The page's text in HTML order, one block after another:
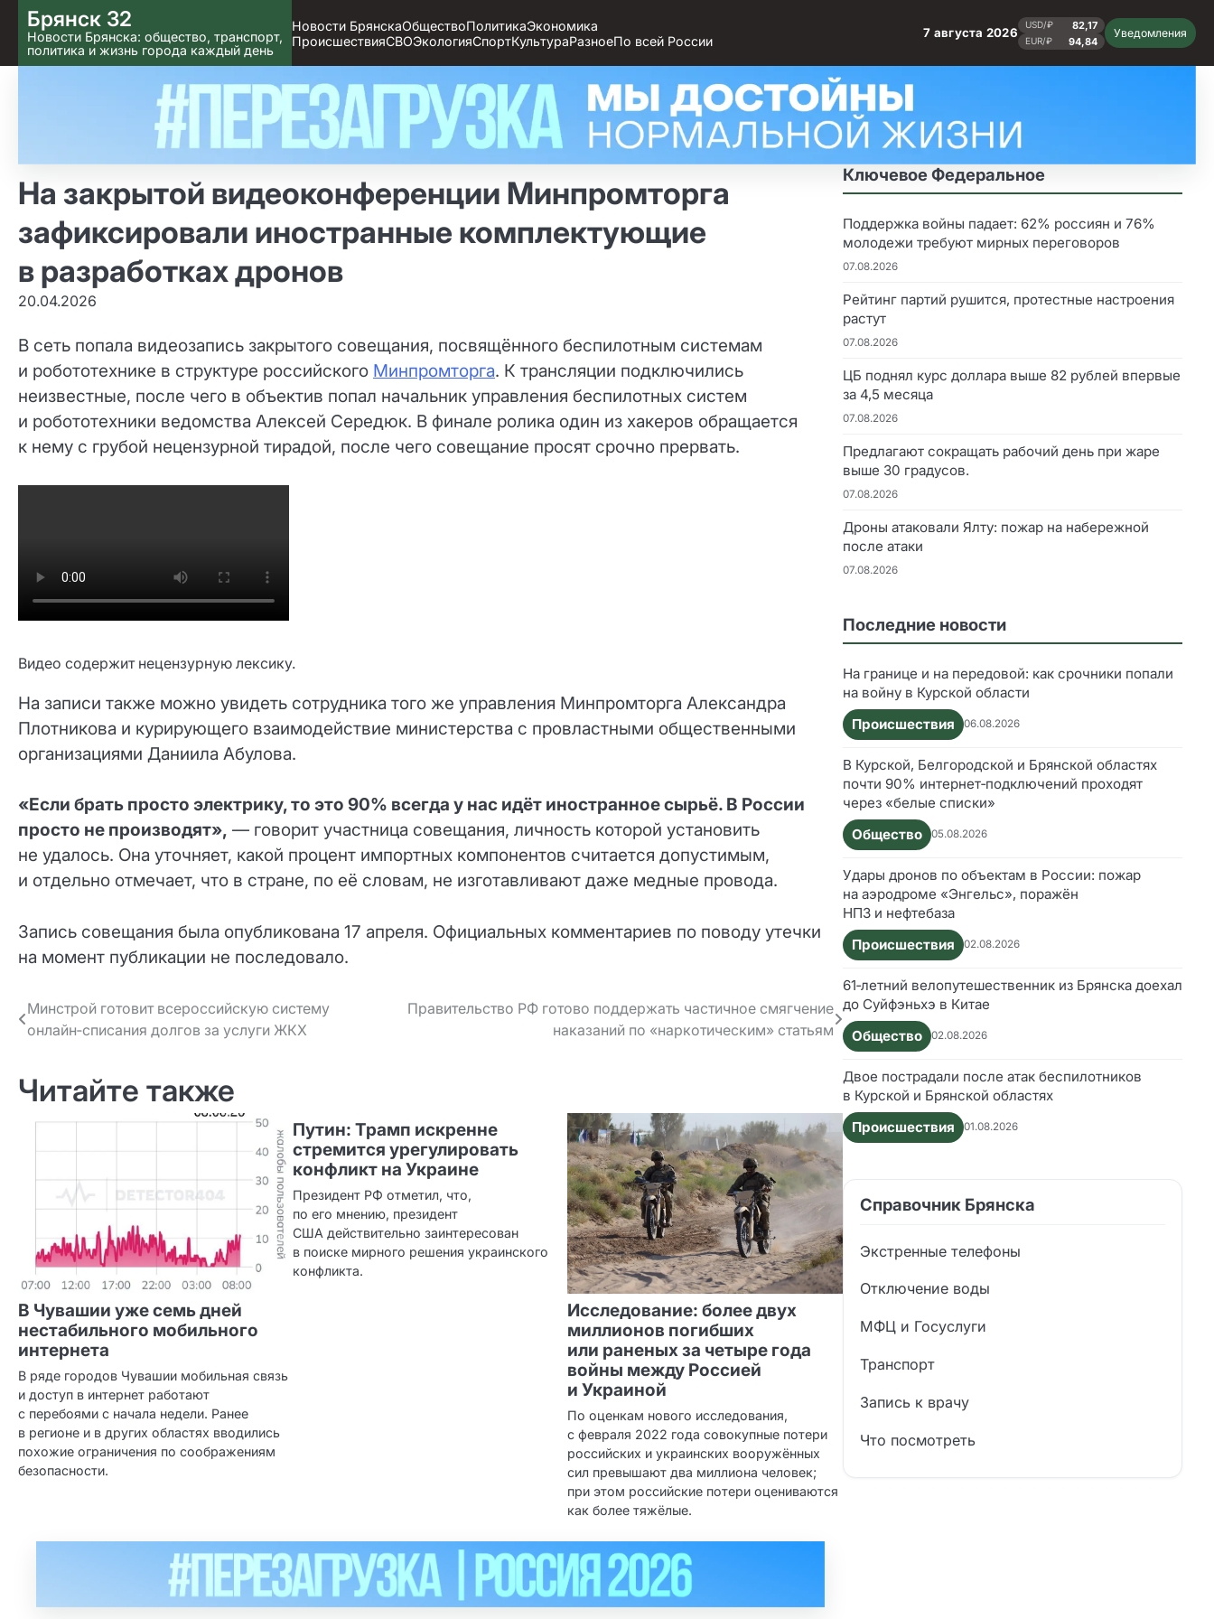
Skip
to content
Брянск 32
Новости Брянска: общество, транспорт,
политика и жизнь города каждый день
Новости БрянскаОбществоПолитикаЭкономика
ПроисшествияСВОЭкологияСпортКультураРазноеПо всей России
7 августа 2026
USD/₽ 82,17
EUR/₽ 94,84
Уведомления
На закрытой видеоконференции Минпромторга
зафиксировали иностранные комплектующие
в разработках дронов
20.04.2026
В сеть попала видеозапись закрытого совещания, посвящённого беспилотным системам
и робототехнике в структуре российского Минпромторга. К трансляции подключились
неизвестные, после чего в объектив попал начальник управления беспилотных систем
и робототехники ведомства Алексей Середюк. В финале ролика один из хакеров обращается
к нему с грубой нецензурной тирадой, после чего совещание просят срочно прервать.
Видео содержит нецензурную лексику.
На записи также можно увидеть сотрудника того же управления Минпромторга Александра
Плотникова и курирующего взаимодействие министерства с провластными общественными
организациями Даниила Абулова.
«Если брать просто электрику, то это 90% всегда у нас идёт иностранное сырьё. В России
просто не производят», — говорит участница совещания, личность которой установить
не удалось. Она уточняет, какой процент импортных компонентов считается допустимым,
и отдельно отмечает, что в стране, по её словам, не изготавливают даже медные провода.
Запись совещания была опубликована 17 апреля. Официальных комментариев по поводу утечки
на момент публикации не последовало.
Навигация
Минстрой готовит всероссийскую систему
онлайн‑списания долгов за услуги ЖКХ
Правительство РФ готово поддержать частичное смягчение
наказаний по «наркотическим» статьям
Читайте также
В Чувашии уже семь дней
нестабильного мобильного
интернета
В ряде городов Чувашии мобильная связь
и доступ в интернет работают
с перебоями с начала недели. Ранее
в регионе и в других областях вводились
похожие ограничения по соображениям
безопасности.
Путин: Трамп искренне
стремится урегулировать
конфликт на Украине
Президент РФ отметил, что,
по его мнению, президент
США действительно заинтересован
в поиске мирного решения украинского
конфликта.
Исследование: более двух
миллионов погибших
или раненых за четыре года
войны между Россией
и Украиной
По оценкам нового исследования,
с февраля 2022 года совокупные потери
российских и украинских вооружённых
сил превышают два миллиона человек;
при этом российские потери оцениваются
как более тяжёлые.
Ключевое Федеральное
Поддержка войны падает: 62% россиян и 76%
молодежи требуют мирных переговоров
07.08.2026
Рейтинг партий рушится, протестные настроения
растут
07.08.2026
ЦБ поднял курс доллара выше 82 рублей впервые
за 4,5 месяца
07.08.2026
Предлагают сокращать рабочий день при жаре
выше 30 градусов.
07.08.2026
Дроны атаковали Ялту: пожар на набережной
после атаки
07.08.2026
Последние новости
На границе и на передовой: как срочники попали
на войну в Курской области
Происшествия
06.08.2026
В Курской, Белгородской и Брянской областях
почти 90% интернет‑подключений проходят
через «белые списки»
Общество
05.08.2026
Удары дронов по объектам в России: пожар
на аэродроме «Энгельс», поражён
НПЗ и нефтебаза
Происшествия
02.08.2026
61‑летний велопутешественник из Брянска доехал
до Суйфэньхэ в Китае
Общество
02.08.2026
Двое пострадали после атак беспилотников
в Курской и Брянской областях
Происшествия
01.08.2026
Справочник Брянска
Экстренные телефоны
Отключение воды
МФЦ и Госуслуги
Транспорт
Запись к врачу
Что посмотреть